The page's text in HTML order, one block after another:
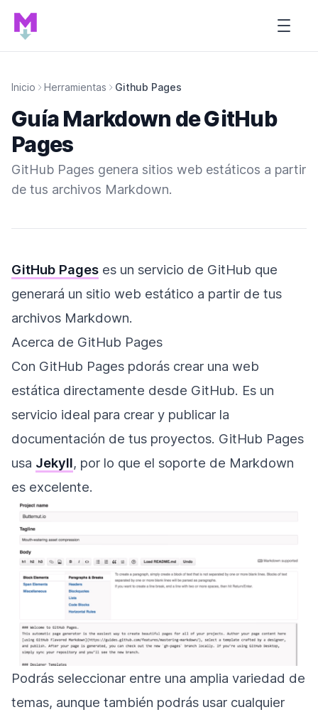
Inicio de Tutorial MARDOWN
Open
Inicio Herramientas Github Pages
Guía Markdown de GitHub
Pages
GitHub Pages genera sitios web estáticos a partir
de tus archivos Markdown.
GitHub Pages es un servicio de GitHub que
generará un sitio web estático a partir de tus
archivos Markdown.
Acerca de GitHub Pages
Con GitHub Pages pdorás crear una web
estática directamente desde GitHub. Es un
servicio ideal para crear y publicar la
documentación de tus proyectos. GitHub Pages
usa Jekyll, por lo que el soporte de Markdown
es excelente.
Podrás seleccionar entre una amplia variedad de
temas, aunque también podrás usar cualquier